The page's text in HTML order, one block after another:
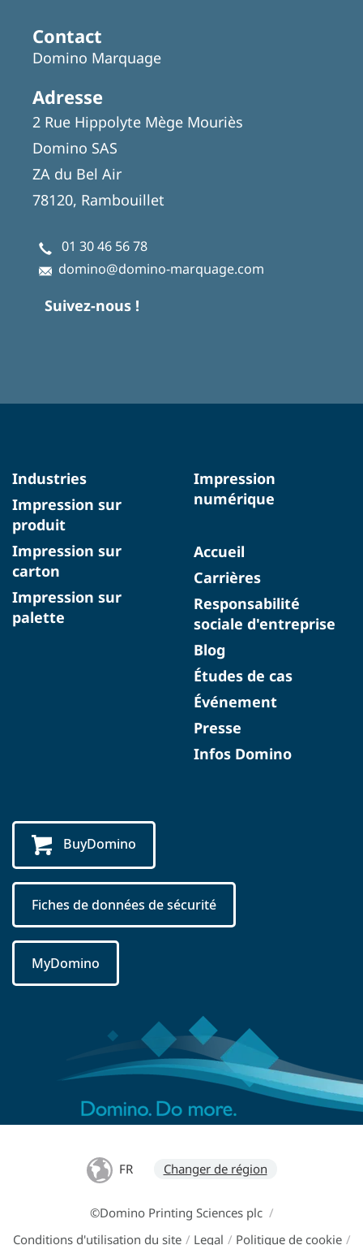
Contact
Domino Marquage
Adresse
2 Rue Hippolyte Mège Mouriès
Domino SAS
ZA du Bel Air
78120, Rambouillet
01 30 46 56 78
domino@domino-marquage.com
Suivez-nous !
Industries
Impression sur
produit
Impression sur
carton
Impression sur
palette
Impression
numérique
Accueil
Carrières
Responsabilité
sociale d'entreprise
Blog
Études de cas
Événement
Presse
Infos Domino
BuyDomino
Fiches de données de sécurité
MyDomino
FR Changer de région
©Domino Printing Sciences plc /
Conditions d'utilisation du site / Legal / Politique de cookie /